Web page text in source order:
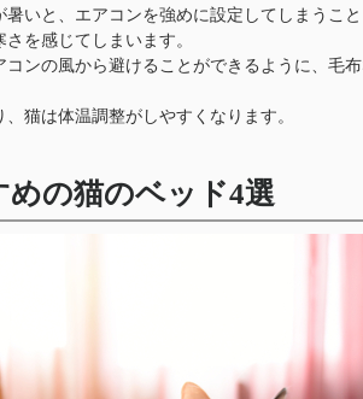
暑いと、エアコンを強めに設定してしまうこと
を感じてしまいます。
コンの風から避けることができるように、毛
猫は体温調整がしやすくなります。
めの猫のベッド4選